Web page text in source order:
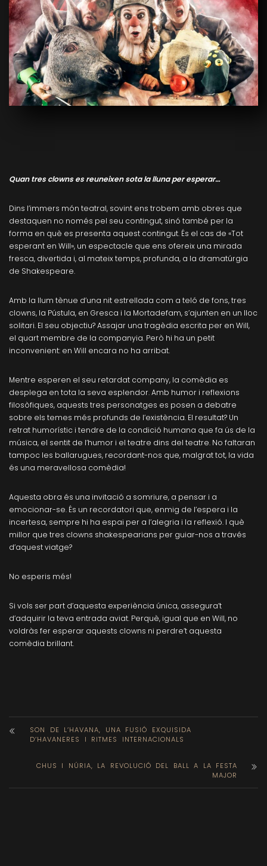
Quan tres clowns es reuneixen sota la lluna per esperar…
Dins l’immers món teatral, sovint ens trobem amb obres que
destaquen no només pel seu contingut, sinó també per la
forma en què es presenta aquest contingut. És el cas de «Tot
esperant en Will», un espectacle que ens ofereix una mirada
fresca, divertida i, al mateix temps, profunda, a la dramatúrgia
de Shakespeare.
Amb la llum tènue d’una nit estrellada com a teló de fons, tres
clowns, la Pústula, en Gresca i la Mortadefam, s’ajunten en un lloc
solitari. El seu objectiu? Assajar una tragèdia escrita per en Will,
el quart membre de la companyia. Però hi ha un petit
inconvenient: en Will encara no ha arribat.
Mentre esperen el seu retardat company, la comèdia es
desplega en tota la seva esplendor. Amb humor i reflexions
filosòfiques, aquests tres personatges es posen a debatre
sobre els temes més profunds de l’existència. El resultat? Un
retrat humorístic i tendre de la condició humana que fa ús de la
música, el sentit de l’humor i el teatre dins del teatre. No faltaran
tampoc les ballarugues, recordant-nos que, malgrat tot, la vida
és una meravellosa comèdia!
Aquesta obra és una invitació a somriure, a pensar i a
emocionar-se. És un recordatori que, enmig de l’espera i la
incertesa, sempre hi ha espai per a l’alegria i la reflexió. I què
millor que tres clowns shakespearians per guiar-nos a través
d’aquest viatge?
No esperis més!
Si vols ser part d’aquesta experiència única, assegura’t
d’adquirir la teva entrada aviat. Perquè, igual que en Will, no
voldràs fer esperar aquests clowns ni perdre’t aquesta
comèdia brillant.
SON DE L’HAVANA, UNA FUSIÓ EXQUISIDA
D’HAVANERES I RITMES INTERNACIONALS
CHUS I NÚRIA, LA REVOLUCIÓ DEL BALL A LA FESTA
MAJOR